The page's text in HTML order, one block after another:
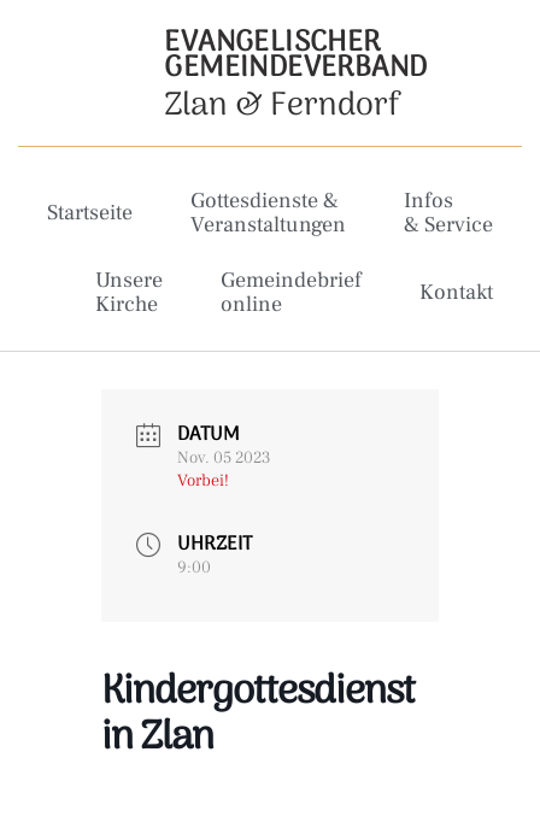
EVANGELISCHER
GEMEINDEVERBAND
Zlan & Ferndorf
Startseite
Gottesdienste &
Veranstaltungen
Infos
& Service
Unsere
Kirche
Gemeindebrief
online
Kontakt
DATUM
Nov. 05 2023
Vorbei!
UHRZEIT
9:00
Kindergottesdienst
in Zlan